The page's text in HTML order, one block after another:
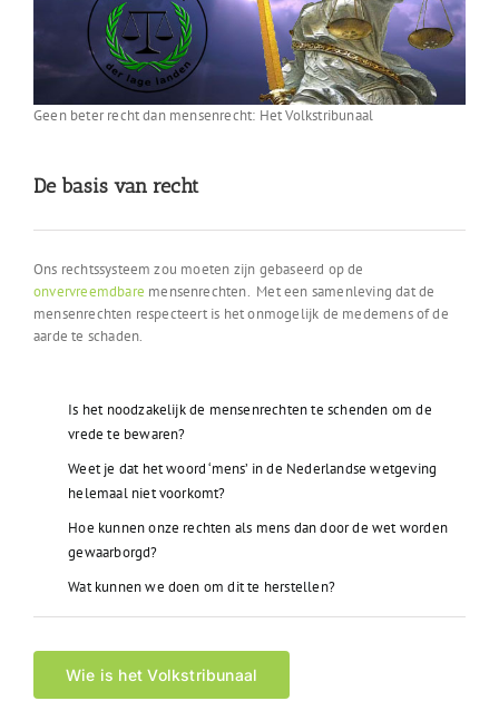
Geen beter recht dan mensenrecht: Het Volkstribunaal
De basis van recht
Ons rechtssysteem zou moeten zijn gebaseerd op de
onvervreemdbare mensenrechten. Met een samenleving dat de
mensenrechten respecteert is het onmogelijk de medemens of de
aarde te schaden.
Is het noodzakelijk de mensenrechten te schenden om de
vrede te bewaren?
Weet je dat het woord ‘mens’ in de Nederlandse wetgeving
helemaal niet voorkomt?
Hoe kunnen onze rechten als mens dan door de wet worden
gewaarborgd?
Wat kunnen we doen om dit te herstellen?
Wie is het Volkstribunaal